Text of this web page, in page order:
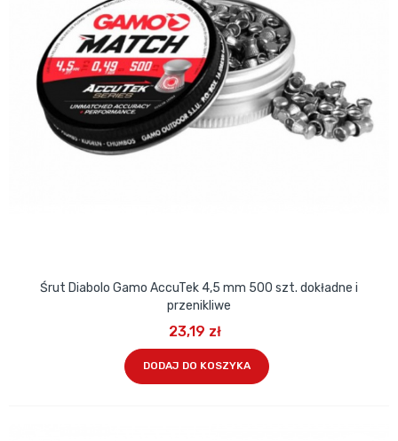
Śrut Diabolo Gamo AccuTek 4,5 mm 500 szt. dokładne i
przenikliwe
23,19 zł
DODAJ DO KOSZYKA